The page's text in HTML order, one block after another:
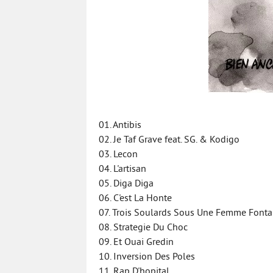
01. Antibis
02. Je Taf Grave feat. SG. & Kodigo
03. Lecon
04. L'artisan
05. Diga Diga
06. C'est La Honte
07. Trois Soulards Sous Une Femme
08. Strategie Du Choc
09. Et Ouai Gredin
10. Inversion Des Poles